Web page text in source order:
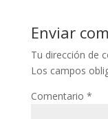
Enviar
Tu dirección de
Los campos
Comentario *